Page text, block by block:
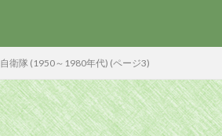
自衛隊 (1950～1980年代) (ページ3)